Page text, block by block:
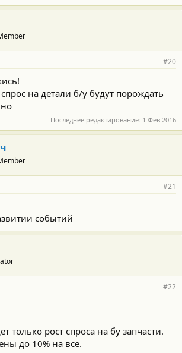
#20
на детали б/у будут порождать
Последнее редактирование: 1 Фев 2016
#21
событий
#22
только рост спроса на бу запчасти.
до 10% на все.